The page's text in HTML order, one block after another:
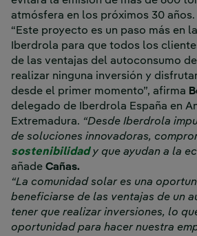
atmósfera en los próximos 30 años.
“Este proyecto es un paso más en
Iberdrola para que todos los
de las ventajas del autoconsumo
realizar ninguna inversión y
desde el primer momento”, afirma
delegado de Iberdrola España en
Extremadura. “Desde Iberdrola
de soluciones innovadoras,
sostenibilidady que ayudan a la
añade Cañas.
“La comunidad solar es una
beneficiarse de las ventajas de un
tener que realizar inversiones, lo
oportunidad para hacer nuestra